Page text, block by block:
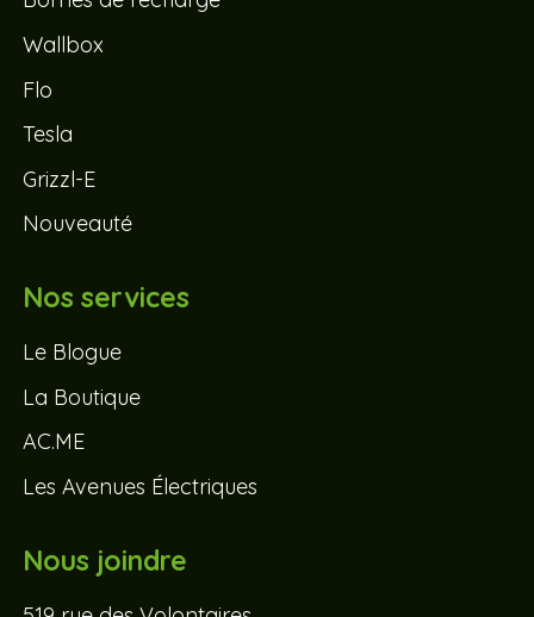
Wallbox
Flo
Tesla
Grizzl-E
Nouveauté
Nos services
Le Blogue
La Boutique
AC.ME
Les Avenues Électriques
Nous joindre